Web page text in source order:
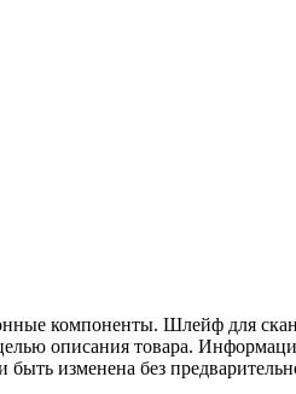
компоненты. Шлейф для
описания товара.
изменена без